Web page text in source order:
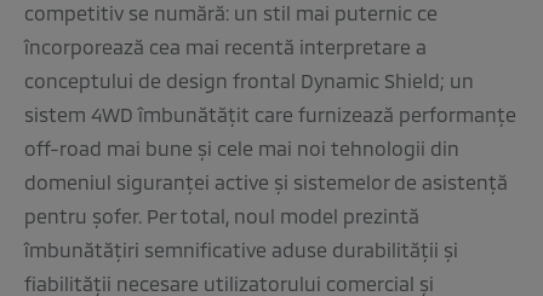
competitiv se numără: un stil mai puternic ce
încorporează cea mai recentă interpretare a
conceptului de design frontal Dynamic Shield; un
sistem 4WD îmbunătăţit care furnizează performanţe
off-road mai bune şi cele mai noi tehnologii din
domeniul siguranţei active şi sistemelor de asistenţă
pentru şofer. Per total, noul model prezintă
îmbunătăţiri semnificative aduse durabilităţii şi
fiabilităţii necesare utilizatorului comercial şi